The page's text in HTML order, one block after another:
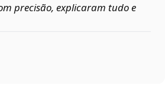
precisão, explicaram tudo e